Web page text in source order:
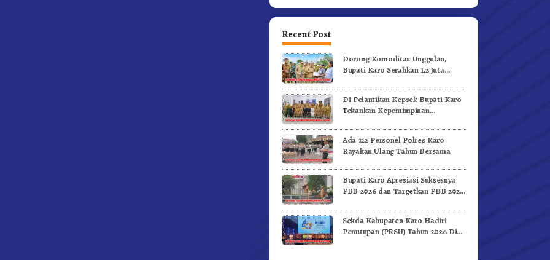
Recent Post
Dorong Komoditas Unggulan,
Bupati Karo Serahkan 1,2 Juta
Di Pelantikan Kepsek Bupati Karo
Tekankan Kepemimpinan
Pendidikan
Ada 122 Personel Polres Karo
Rayakan Ulang Tahun Bersama
Bupati Karo Apresiasi Suksesnya
FBB 2026 dan Targetkan FBB 2027
Sekda Kabupaten Karo Hadiri
Penutupan (PRSU) Tahun 2026 Di